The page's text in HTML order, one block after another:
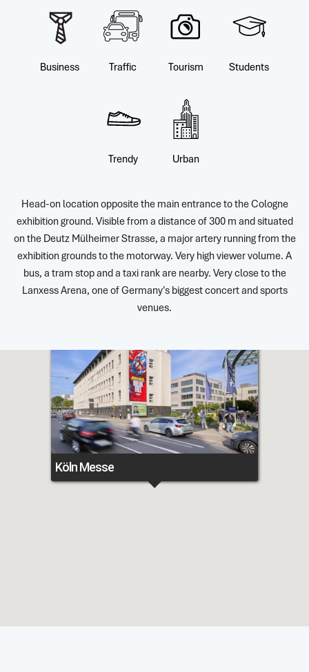
Business Traffic Tourism Students
Trendy Urban
Head-on location opposite the main entrance to the Cologne
exhibition ground. Visible from a distance of 300 m and situated
on the Deutz Mülheimer Strasse, a major artery running from the
exhibition grounds to the motorway. Very high viewer volume. A
bus, a tram stop and a taxi rank are nearby. Very close to the
Lanxess Arena, one of Germany's biggest concert and sports
venues.
Köln Messe